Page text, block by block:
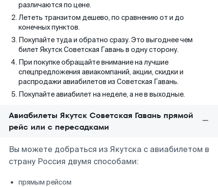
различаются по цене.
Лететь транзитом дешево, по сравнению от и до
конечных пунктов.
Покупайте туда и обратно сразу. Это выгоднее чем
билет Якутск Советская Гавань в одну сторону.
При покупке обращайте внимание на лучшие
спецпредложения авиакомпаний, акции, скидки и
распродажи авиабилетов из Советская Гавань.
Покупайте авиабилет на неделе, а не в выходные.
Авиабилеты Якутск Советская Гавань прямой
рейс или с пересадками
Вы можете добраться из Якутска с авиабилетом в
страну Россия двумя способами:
прямым рейсом